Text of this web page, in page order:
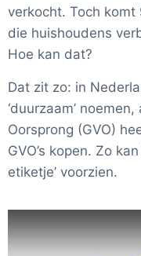
verkocht. Toch komt
die huishoudens
Hoe kan dat?
Dat zit zo: in
‘duurzaam’
Oorsprong (GVO)
GVO’s kopen. Zo
etiketje’ voorzien.